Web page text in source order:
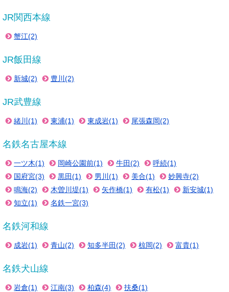
JR関西本線
蟹江(2)
JR飯田線
新城(2) 豊川(2)
JR武豊線
緒川(1) 東浦(1) 東成岩(1) 尾張森岡(2)
名鉄名古屋本線
一ツ木(1) 岡崎公園前(1) 牛田(2)
呼続(1)
国府宮(3)
黒田(1) 男川(1) 美合(1)
妙興寺(2)
鳴海(2)
木曽川堤(1) 矢作橋(1) 有松(1)
新安城(1)
知立(1)
名鉄一宮(3)
名鉄河和線
成岩(1) 青山(2) 知多半田(2) 椋岡(2) 富貴(1)
名鉄犬山線
岩倉(1) 江南(3) 柏森(4) 扶桑(1)